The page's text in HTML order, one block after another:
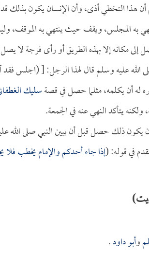
أن هذا التخطي أذى، وأن الإنسان يكون بذلك
به المجلس، ويقف حيث ينتهي به الموقف،
مكانه إلا بهذه الطريق أو رأى فرجة لا
الله عليه وسلم قال لهذا الرجل: [ (اجلس
له أن يكلمه، مثلما حصل في قصةسليك
يتأكد النهي عنه في الجمعة.
يكون ذلك حصل قبل أن يبين النبي صلى
في قوله: (إذا جاء أحدكم والإمام يخطب
وأبو داود.